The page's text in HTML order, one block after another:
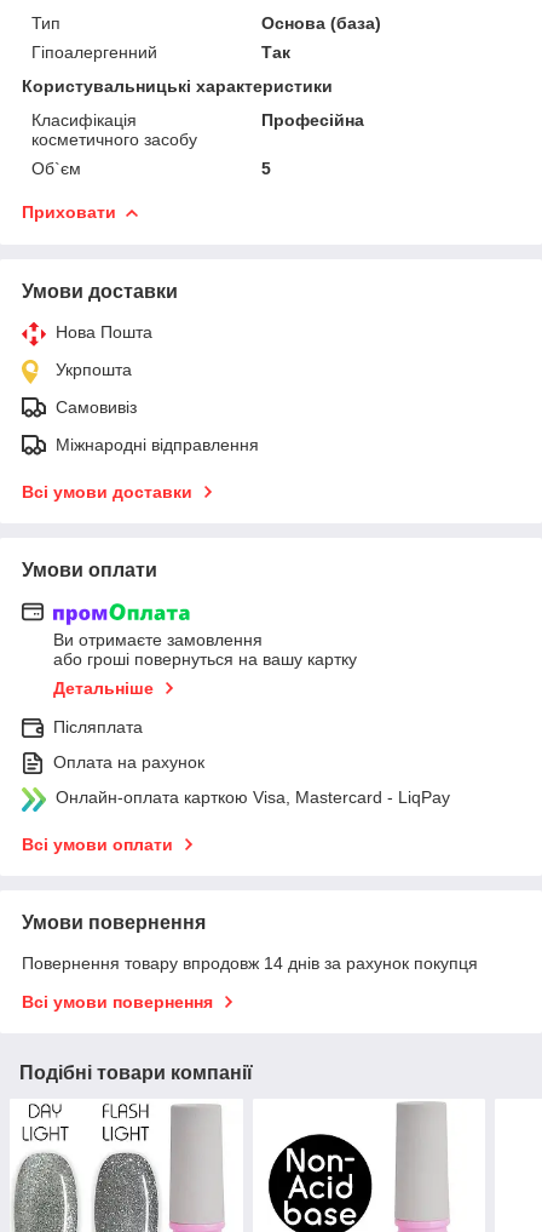
Тип
Основа (база)
Гіпоалергенний
Так
Користувальницькі характеристики
Класифікація
косметичного засобу
Професійна
Об`єм 5
Приховати
Умови доставки
Нова Пошта
Укрпошта
Самовивіз
Міжнародні відправлення
Всі умови доставки
Умови оплати
Ви отримаєте замовлення
або гроші повернуться на вашу картку
Детальніше
Післяплата
Оплата на рахунок
Онлайн-оплата карткою Visa, Mastercard - LiqPay
Всі умови оплати
Умови повернення
Повернення товару впродовж 14 днів за рахунок покупця
Всі умови повернення
Подібні товари компанії